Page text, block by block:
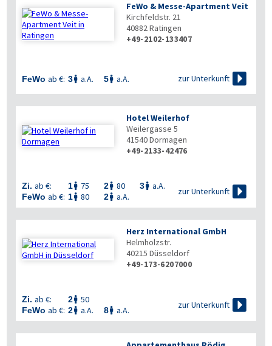
FeWo & Messe-Apartment Veit
Kirchfeldstr. 21
40882Ratingen
+49-2102-133407
FeWo ab €: 3 a.A. 5 a.A. zur Unterkunft 
Hotel Weilerhof
Weilergasse 5
41540Dormagen
+49-2133-42476
Zi. ab €: 1 75 2 80 3 a.A.
FeWo ab €: 1 80 2 a.A.
zur Unterkunft 
Herz International GmbH
Helmholzstr.
40215 Düsseldorf
+49-173-6207000
Zi. ab €: 2 50
FeWo ab €: 2 a.A. 8 a.A.
zur Unterkunft 